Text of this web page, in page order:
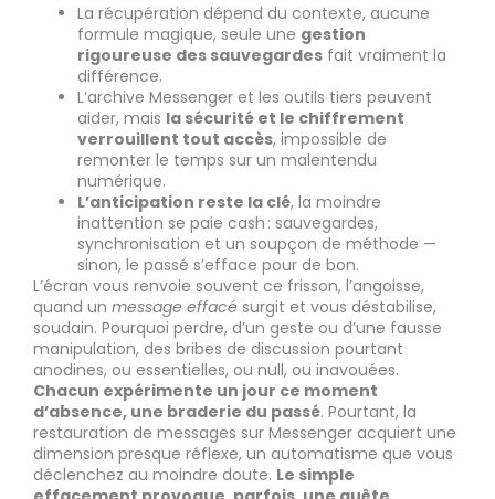
La récupération dépend du contexte, aucune
formule magique, seule une gestion
rigoureuse des sauvegardes fait vraiment la
différence.
L’archive Messenger et les outils tiers peuvent
aider, mais la sécurité et le chiffrement
verrouillent tout accès, impossible de
remonter le temps sur un malentendu
numérique.
L’anticipation reste la clé, la moindre
inattention se paie cash : sauvegardes,
synchronisation et un soupçon de méthode —
sinon, le passé s’efface pour de bon.
L’écran vous renvoie souvent ce frisson, l’angoisse,
quand un message effacé surgit et vous déstabilise,
soudain. Pourquoi perdre, d’un geste ou d’une fausse
manipulation, des bribes de discussion pourtant
anodines, ou essentielles, ou null, ou inavouées.
Chacun expérimente un jour ce moment
d’absence, une braderie du passé. Pourtant, la
restauration de messages sur Messenger acquiert une
dimension presque réflexe, un automatisme que vous
déclenchez au moindre doute. Le simple